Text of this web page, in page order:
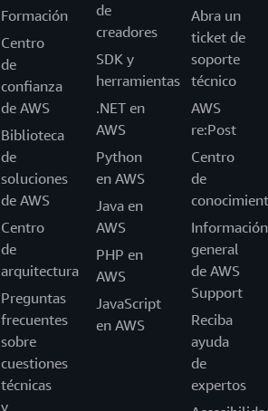
Formación
Centro
de
confianza
de AWS
Biblioteca
de
soluciones
de AWS
Centro
de
arquitectura
Preguntas
frecuentes
sobre
cuestiones
técnicas
y
de
creadores
SDK y
herramientas
.NET en
AWS
Python
en AWS
Java en
AWS
PHP en
AWS
JavaScript
en AWS
Abra un
ticket de
soporte
técnico
AWS
re:Post
Centro
de
Información
general
de AWS
Support
Reciba
ayuda
de
expertos